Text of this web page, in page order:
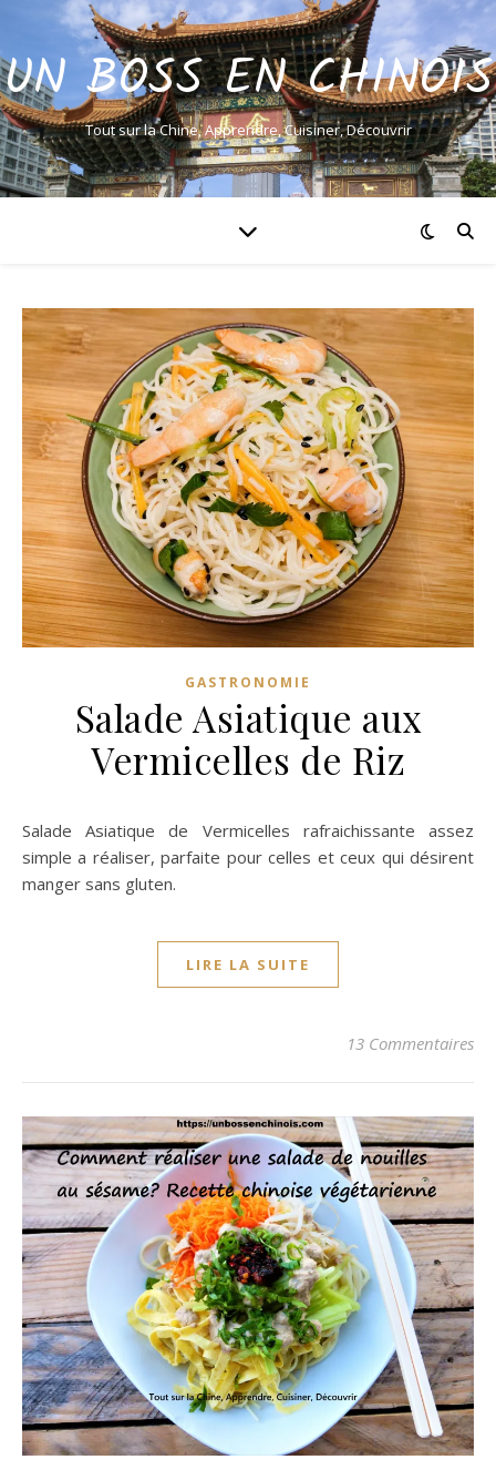
UN BOSS EN CHINOIS
Tout sur la Chine, Apprendre, Cuisiner, Découvrir
GASTRONOMIE
Salade Asiatique aux
Vermicelles de Riz
Salade Asiatique de Vermicelles rafraichissante assez
simple a réaliser, parfaite pour celles et ceux qui désirent
manger sans gluten.
LIRE LA SUITE
13 Commentaires